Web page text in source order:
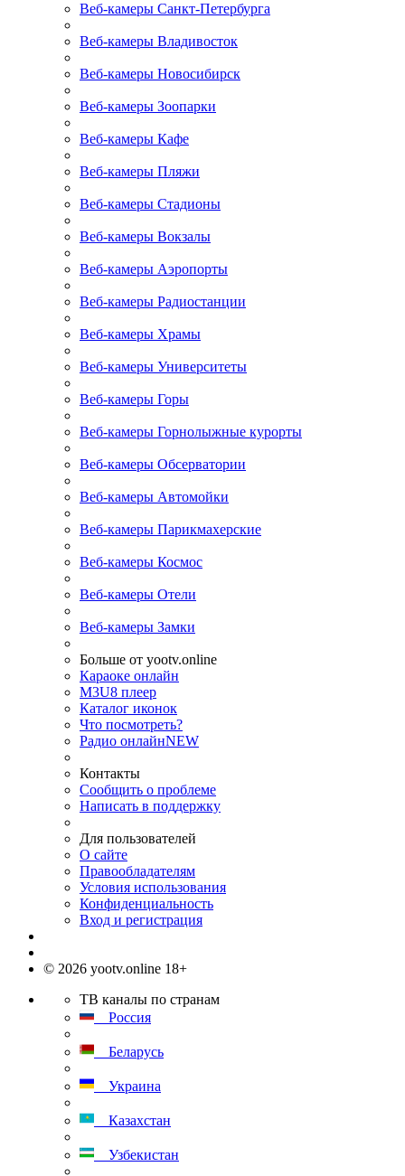
Веб-камеры Санкт-Петербурга
Веб-камеры Владивосток
Веб-камеры Новосибирск
Веб-камеры Зоопарки
Веб-камеры Кафе
Веб-камеры Пляжи
Веб-камеры Стадионы
Веб-камеры Вокзалы
Веб-камеры Аэропорты
Веб-камеры Радиостанции
Веб-камеры Храмы
Веб-камеры Университеты
Веб-камеры Горы
Веб-камеры Горнолыжные курорты
Веб-камеры Обсерватории
Веб-камеры Автомойки
Веб-камеры Парикмахерские
Веб-камеры Космос
Веб-камеры Отели
Веб-камеры Замки
Больше от yootv.online
Караоке онлайн
M3U8 плеер
Каталог иконок
Что посмотреть?
Радио онлайнNEW
Контакты
Сообщить о проблеме
Написать в поддержку
Для пользователей
О сайте
Правообладателям
Условия использования
Конфиденциальность
Вход и регистрация
© 2026 yootv.online 18+
ТВ каналы по странам
Россия
Беларусь
Украина
Казахстан
Узбекистан